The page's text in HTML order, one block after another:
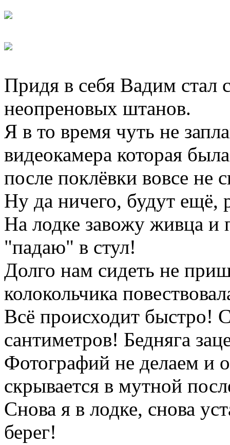
Придя в себя Вадим стал
неопреновых штанов.
Я в то время чуть не
видеокамера которая
после поклёвки вовсе не
Ну да ничего, будут ещё,
На лодке завожу живца и
"падаю" в стул!
Долго нам сидеть не
колокольчика
Всё происходит быстро!
сантиметров! Бедняга
Фотографий не делаем и
скрывается в мутной
Снова я в лодке, снова
берег!